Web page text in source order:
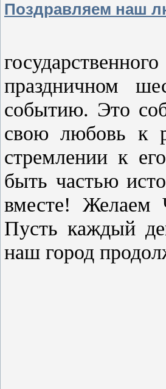
Поздравляем наш
праздничном
событию. Это
свою любовь к
стремлении к
быть частью
вместе! Желаем
Пусть каждый
наш город